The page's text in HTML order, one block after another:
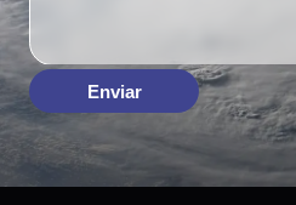
Enviar